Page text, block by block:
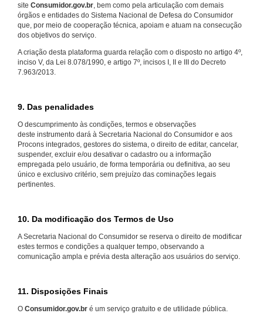
site Consumidor.gov.br, bem como pela articulação com demais
órgãos e entidades do Sistema Nacional de Defesa do Consumidor
que, por meio de cooperação técnica, apoiam e atuam na consecução
dos objetivos do serviço.
A criação desta plataforma guarda relação com o disposto no artigo 4º,
inciso V, da Lei 8.078/1990, e artigo 7º, incisos I, II e III do Decreto
7.963/2013.
9. Das penalidades
O descumprimento às condições, termos e observações
deste instrumento dará à Secretaria Nacional do Consumidor e aos
Procons integrados, gestores do sistema, o direito de editar, cancelar,
suspender, excluir e/ou desativar o cadastro ou a informação
empregada pelo usuário, de forma temporária ou definitiva, ao seu
único e exclusivo critério, sem prejuízo das cominações legais
pertinentes.
10. Da modificação dos Termos de Uso
A Secretaria Nacional do Consumidor se reserva o direito de modificar
estes termos e condições a qualquer tempo, observando a
comunicação ampla e prévia desta alteração aos usuários do serviço.
11. Disposições Finais
O Consumidor.gov.br é um serviço gratuito e de utilidade pública.